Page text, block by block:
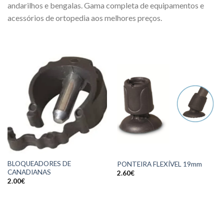
andarilhos e bengalas. Gama completa de equipamentos e
acessórios de ortopedia aos melhores preços.
BLOQUEADORES DE
CANADIANAS
2.00€
PONTEIRA FLEXÍVEL 19mm
2.60€